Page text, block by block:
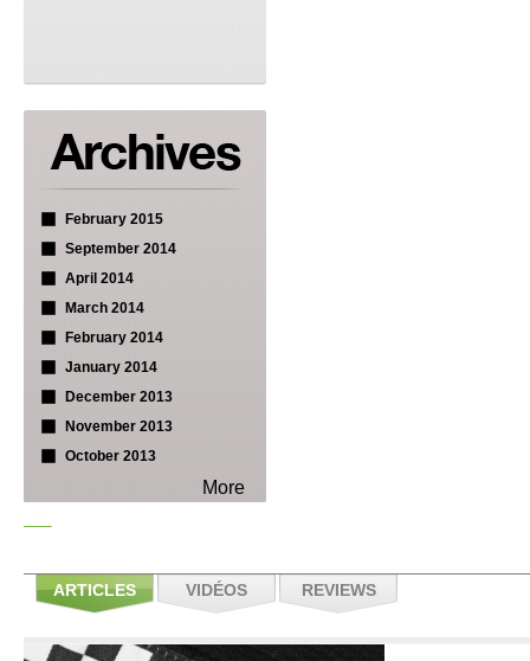
February 2015
September 2014
April 2014
March 2014
February 2014
January 2014
December 2013
November 2013
October 2013
More
ARTICLES VIDÉOS REVIEWS